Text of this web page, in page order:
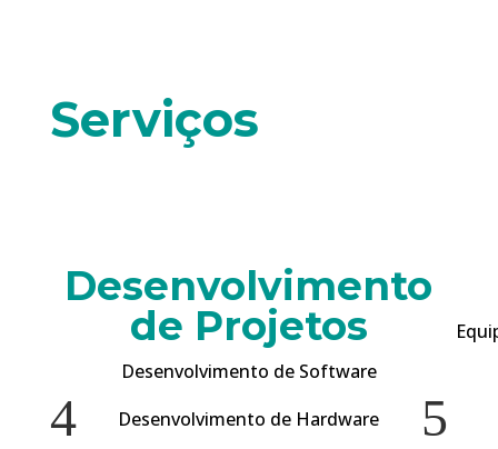
Serviços
Desenvolvimento
de Projetos
Desenvolvimento de Software
Desenvolvimento de Hardware
4 5